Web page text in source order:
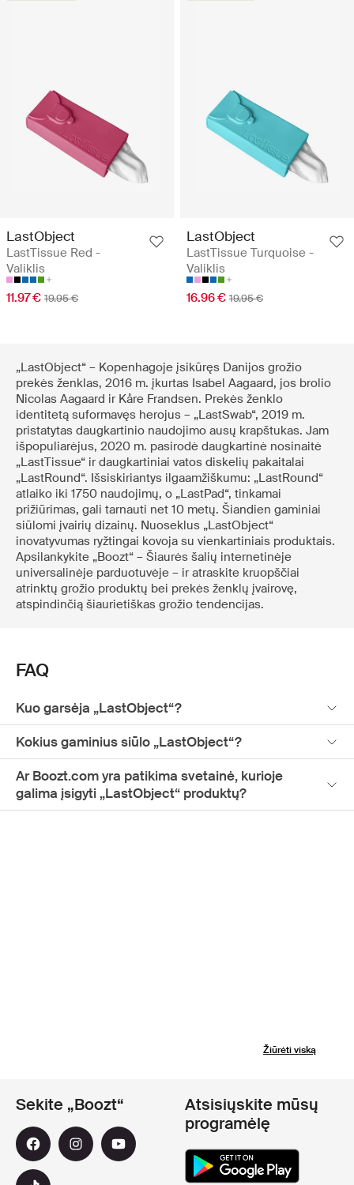
LastObject
LastTissue Red -
Valiklis
11.97 € 19.95 €
LastObject
LastTissue Turquoise -
Valiklis
16.96 € 19.95 €
„LastObject“ – Kopenhagoje įsikūręs Danijos grožio
prekės ženklas, 2016 m. įkurtas Isabel Aagaard, jos brolio
Nicolas Aagaard ir Kåre Frandsen. Prekės ženklo
identitetą suformavęs herojus – „LastSwab“, 2019 m.
pristatytas daugkartinio naudojimo ausų krapštukas. Jam
išpopuliarėjus, 2020 m. pasirodė daugkartinė nosinaitė
„LastTissue“ ir daugkartiniai vatos diskelių pakaitalai
„LastRound“. Išsiskiriantys ilgaamžiškumu: „LastRound“
atlaiko iki 1750 naudojimų, o „LastPad“, tinkamai
prižiūrimas, gali tarnauti net 10 metų. Šiandien gaminiai
siūlomi įvairių dizainų. Nuoseklus „LastObject“
inovatyvumas ryžtingai kovoja su vienkartiniais produktais.
Apsilankykite „Boozt“ – Šiaurės šalių internetinėje
universalinėje parduotuvėje – ir atraskite kruopščiai
atrinktų grožio produktų bei prekės ženklų įvairovę,
atspindinčią šiaurietiškas grožio tendencijas.
FAQ
Kuo garsėja „LastObject“?
Kokius gaminius siūlo „LastObject“?
Ar Boozt.com yra patikima svetainė, kurioje
galima įsigyti „LastObject“ produktų?
Žiūrėti viską
Sekite „Boozt“
Atsisiųskite mūsų
programėlę